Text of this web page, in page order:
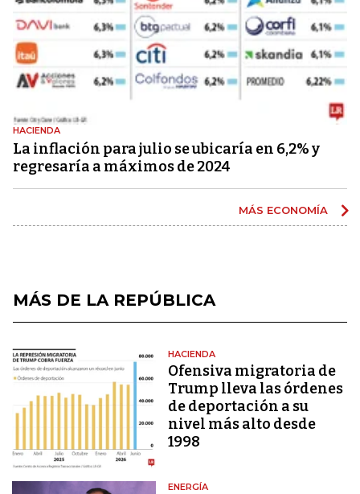
HACIENDA
La inflación para julio se ubicaría en 6,2% y
regresaría a máximos de 2024
MÁS ECONOMÍA
MÁS DE LA REPÚBLICA
HACIENDA
Ofensiva migratoria de
Trump lleva las órdenes
de deportación a su
nivel más alto desde
1998
ENERGÍA